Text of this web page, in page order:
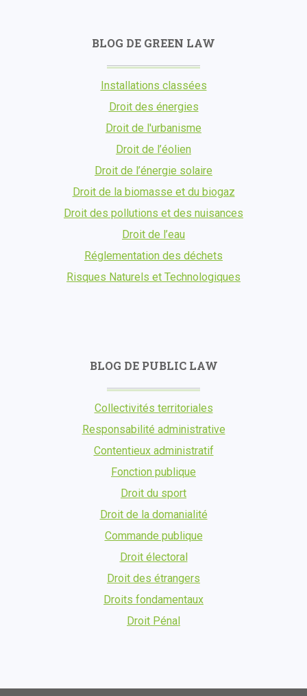
BLOG DE GREEN LAW
Installations classées
Droit des énergies
Droit de l'urbanisme
Droit de l’éolien
Droit de l’énergie solaire
Droit de la biomasse et du biogaz
Droit des pollutions et des nuisances
Droit de l’eau
Réglementation des déchets
Risques Naturels et Technologiques
BLOG DE PUBLIC LAW
Collectivités territoriales
Responsabilité administrative
Contentieux administratif
Fonction publique
Droit du sport
Droit de la domanialité
Commande publique
Droit électoral
Droit des étrangers
Droits fondamentaux
Droit Pénal